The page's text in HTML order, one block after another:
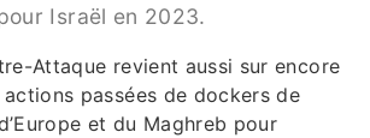
Israël en 2023.
Attaque revient aussi sur encore
passées de dockers de
et du Maghreb pour